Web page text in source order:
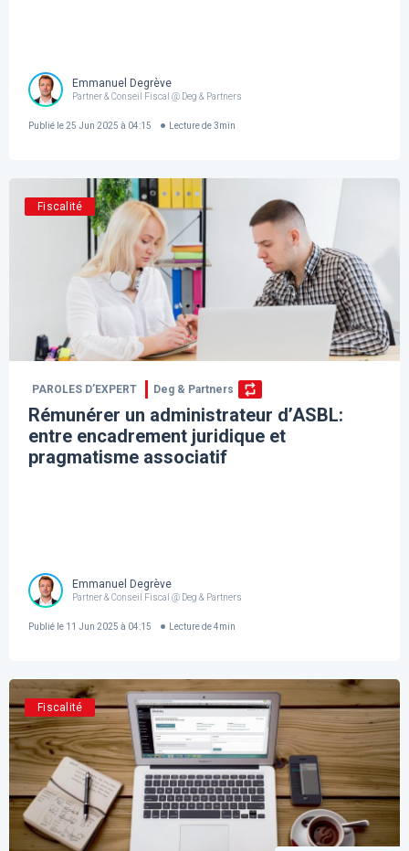
Emmanuel Degrève
Partner & Conseil Fiscal @ Deg & Partners
Publié le25 Jun 2025 à 04:15 Lecture de 3min
Fiscalité
PAROLES D’EXPERT Deg & Partners
Rémunérer un administrateur d’ASBL:
entre encadrement juridique et
pragmatisme associatif
Emmanuel Degrève
Partner & Conseil Fiscal @ Deg & Partners
Publié le 11 Jun 2025 à 04:15 Lecture de 4min
Fiscalité